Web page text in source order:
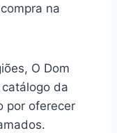
na
O Dom
da
por oferecer